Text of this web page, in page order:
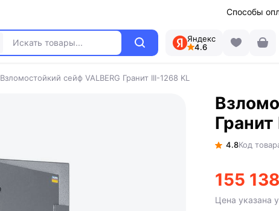
Способы
Яндекс
4.6
Взломостойкий сейф VALBERG Гранит III-1268 KL
4.8Код
155
Цена указана